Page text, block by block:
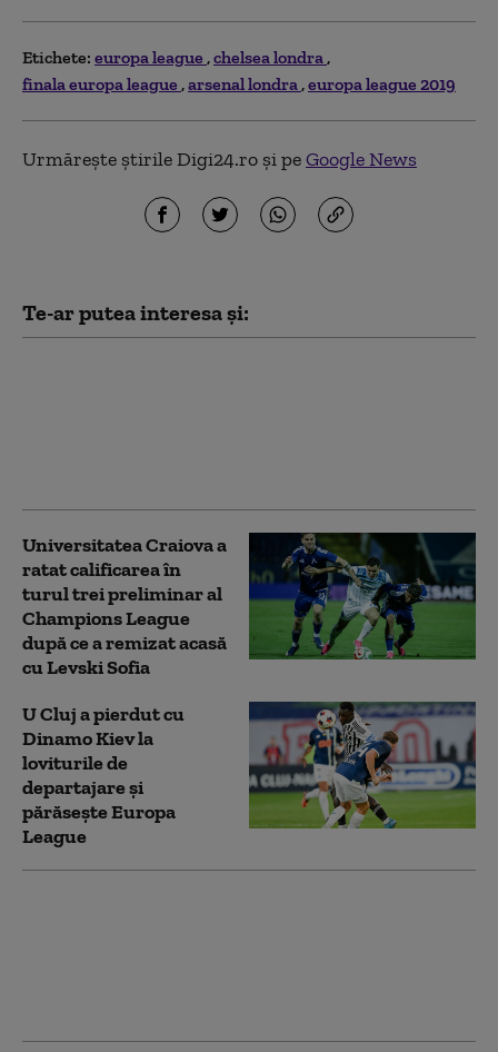
Etichete: europa league chelsea londra
finala europa league arsenal londra europa league 2019
Urmărește știrile Digi24.ro și peGoogle News
Te-ar putea interesa și:
Universitatea Craiova a
ratat calificarea în
turul trei preliminar al
Champions League
după ce a remizat acasă
cu Levski Sofia
U Cluj a pierdut cu
Dinamo Kiev la
loviturile de
departajare și
părăsește Europa
League